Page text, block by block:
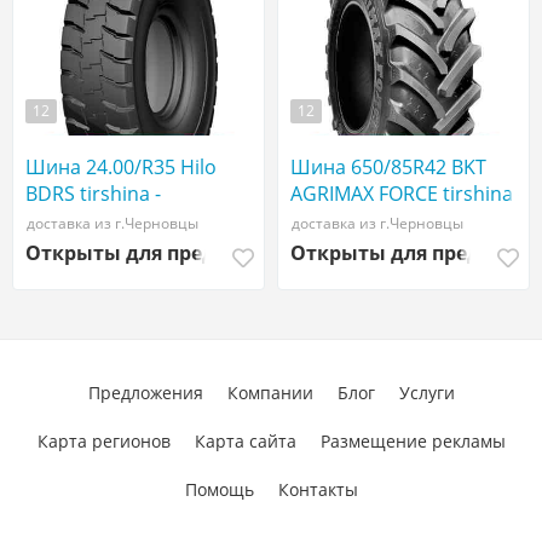
12
Шина 24.00/R35 Hilo
BDRS tirshina -
АГРОШИНА ☎️
0507773380
доставка из г.Черновцы
Открыты для предложений
12
Шина 650/85R42 BKT
AGRIMAX FORCE tirshina -
АГРОШИНА ☎️
0507773380
доставка из г.Черновцы
Открыты для
Предложения Компании Блог Услуги
Карта регионов Карта сайта Размещение рекламы
Помощь Контакты